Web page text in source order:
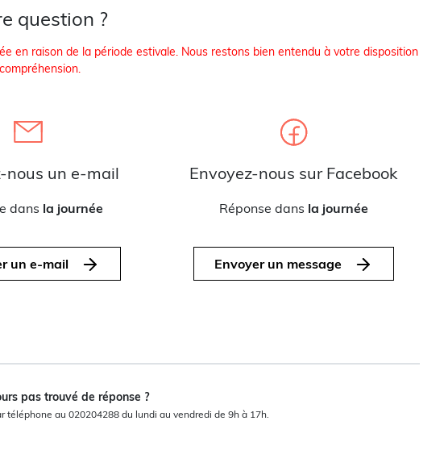
question ?
en raison de la période estivale. Nous restons bien entendu à votre disposition
nous un e-mail
dans la journée
un e-mail
Envoyez-nous sur Facebook
Réponse dans la journée
Envoyer un message
pas trouvé de réponse ?
au 020204288 du lundi au vendredi de 9h à 17h.